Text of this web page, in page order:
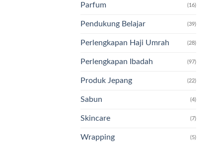
Parfum (16)
Pendukung Belajar (39)
Perlengkapan Haji Umrah (28)
Perlengkapan Ibadah (97)
Produk Jepang (22)
Sabun (4)
Skincare (7)
Wrapping (5)